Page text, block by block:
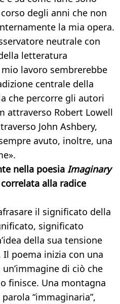
degli anni che non
la mia opera.
neutrale con
letteratura
lavoro sembrerebbe
centrale della
che percorre gli autori
attraverso Robert Lowell
John Ashbery,
avuto, inoltre, una
nella poesia Imaginary
alla radice
il significato della
significato
della sua tensione
poema inizia con una
di ciò che
finisce. Una montagna
“immaginaria”,